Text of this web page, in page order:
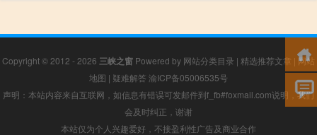
Copyright © 2012 - 2026 三峡之窗 Powered by 网站分类目录 | 精选推荐文章 | 网站
地图 | 疑难解答 渝ICP备05006535号
声明：本站内容来自互联网，如信息有错误可发邮件到f_fb#foxmail.com说明，我们
会及时纠正，谢谢
本站仅为个人兴趣爱好，不接盈利性广告及商业合作